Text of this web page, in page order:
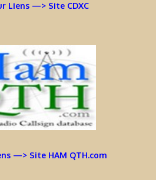
Liens —> Site CDXC
—> Site HAM QTH.com